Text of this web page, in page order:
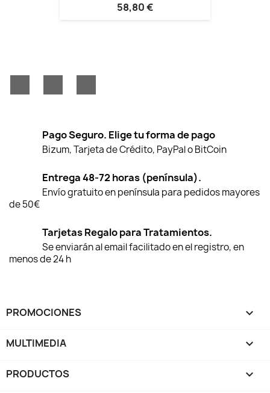
58,80 €
Pago Seguro. Elige tu forma de pago
Bizum, Tarjeta de Crédito, PayPal o BitCoin
Entrega 48-72 horas (península).
Envío gratuito en península para pedidos mayores
de 50€
Tarjetas Regalo para Tratamientos.
Se enviarán al email facilitado en el registro, en
menos de 24 h
PROMOCIONES 
MULTIMEDIA 
PRODUCTOS 